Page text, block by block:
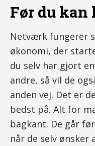
Før du kan
Netværk fungerer
økonomi, der
du selv har gjort
andre, så vil de
anden vej. Det er
bedst på. Alt for
bagkant. De går
når de selv ønsker